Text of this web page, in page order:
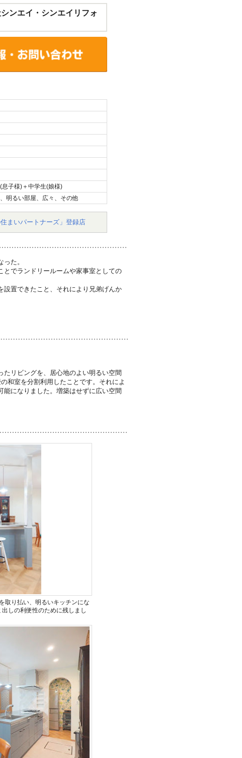
ンエイ・シンエイリフォ
息子様)＋中学生(娘様)
明るい部屋、広々、その他
まいパートナーズ」登録店
た。
とでランドリールームや家事室としての
設置できたこと、それにより兄弟げんか
たリビングを、居心地のよい明るい空間
和室を分割利用したことです。それによ
能になりました。増築はせずに広い空間
取り払い、明るいキッチンにな
しの利便性のために残しまし